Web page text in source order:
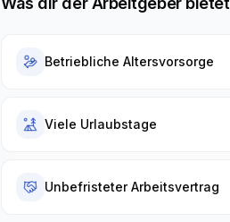
Betriebliche Altersvorsorge
Viele Urlaubstage
Unbefristeter Arbeitsvertrag